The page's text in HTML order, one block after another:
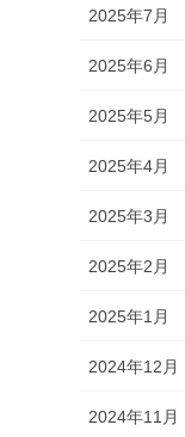
2025年7月
2025年6月
2025年5月
2025年4月
2025年3月
2025年2月
2025年1月
2024年12月
2024年11月